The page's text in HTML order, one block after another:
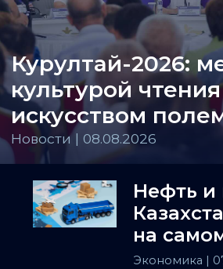
Курултай-2026:
культурой
искусством
Новости | 08.08.2026
Нефть и
на
держит
Экономика |